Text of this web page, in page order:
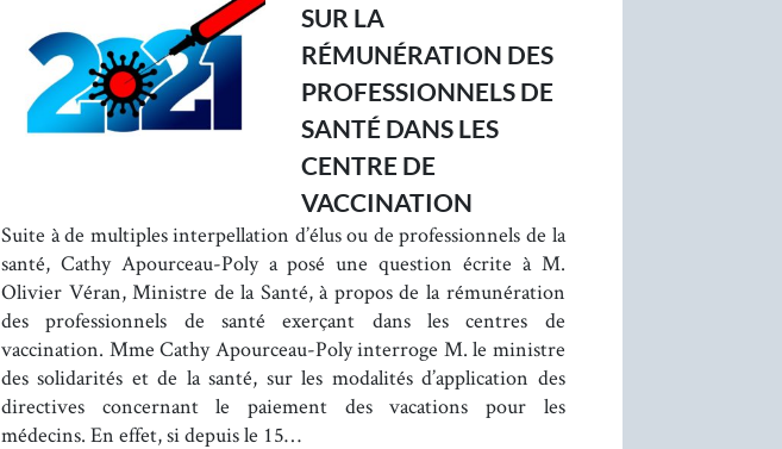
SUR LA
RÉMUNÉRATION DES
PROFESSIONNELS DE
SANTÉ DANS LES
CENTRE DE
VACCINATION
Suite à de multiples interpellation d’élus ou de professionnels de la
santé, Cathy Apourceau-Poly a posé une question écrite à M.
Olivier Véran, Ministre de la Santé, à propos de la rémunération
des professionnels de santé exerçant dans les centres de
vaccination. Mme Cathy Apourceau-Poly interroge M. le ministre
des solidarités et de la santé, sur les modalités d’application des
directives concernant le paiement des vacations pour les
médecins. En effet, si depuis le 15…